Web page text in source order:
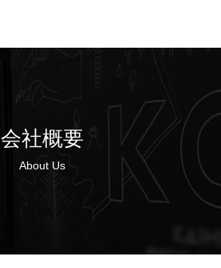
会社概要
About Us